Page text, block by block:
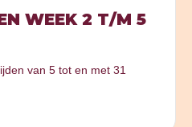
WEEK 2 T/M 5
van 5 tot en met 31